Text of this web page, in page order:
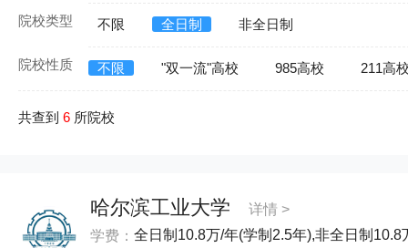
院校类型 不限 全日制 非全日制
院校性质 不限 "双一流"高校 985高校 211高
共查到 6 所院校
哈尔滨工业大学
详情 >
学费： 全日制10.8万/年(学制2.5年),非全日制